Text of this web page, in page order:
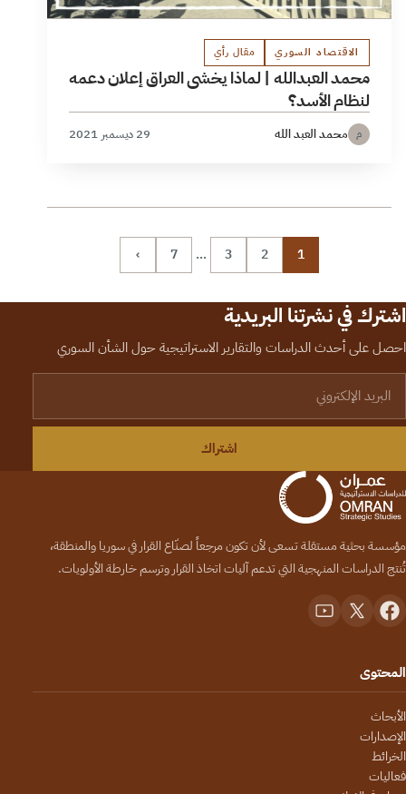
الاقتصاد السوري مقال رأي
محمد العبدالله | لماذا يخشى العراق إعلان دعمه
لنظام الأسد؟
م محمد العبد الله 29 ديسمبر 2021
1
2
3
…
7
›
اشترك في نشرتنا البريدية
احصل على أحدث الدراسات والتقارير الاستراتيجية حول الشأن السوري
اشتراك
مؤسسة بحثية مستقلة تسعى لأن تكون مرجعاً لصنّاع القرار في سوريا والمنطقة،
تُنتج الدراسات المنهجية التي تدعم آليات اتخاذ القرار وترسم خارطة الأولويات.
المحتوى
الأبحاث
الإصدارات
الخرائط
فعاليات